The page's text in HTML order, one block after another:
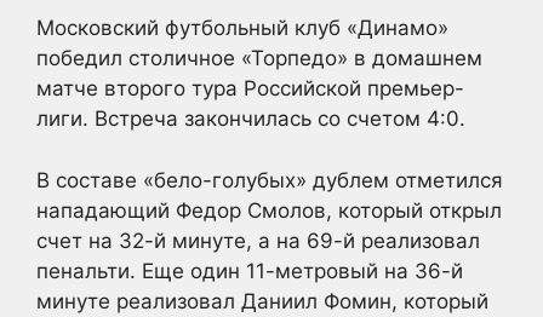
Московский футбольный клуб «Динамо»
победил столичное «Торпедо» в домашнем
матче второго тура Российской премьер-
лиги. Встреча закончилась со счетом 4:0.
В составе «бело-голубых» дублем отметился
нападающий Федор Смолов, который открыл
счет на 32-й минуте, а на 69-й реализовал
пенальти. Еще один 11-метровый на 36-й
минуте реализовал Даниил Фомин, который